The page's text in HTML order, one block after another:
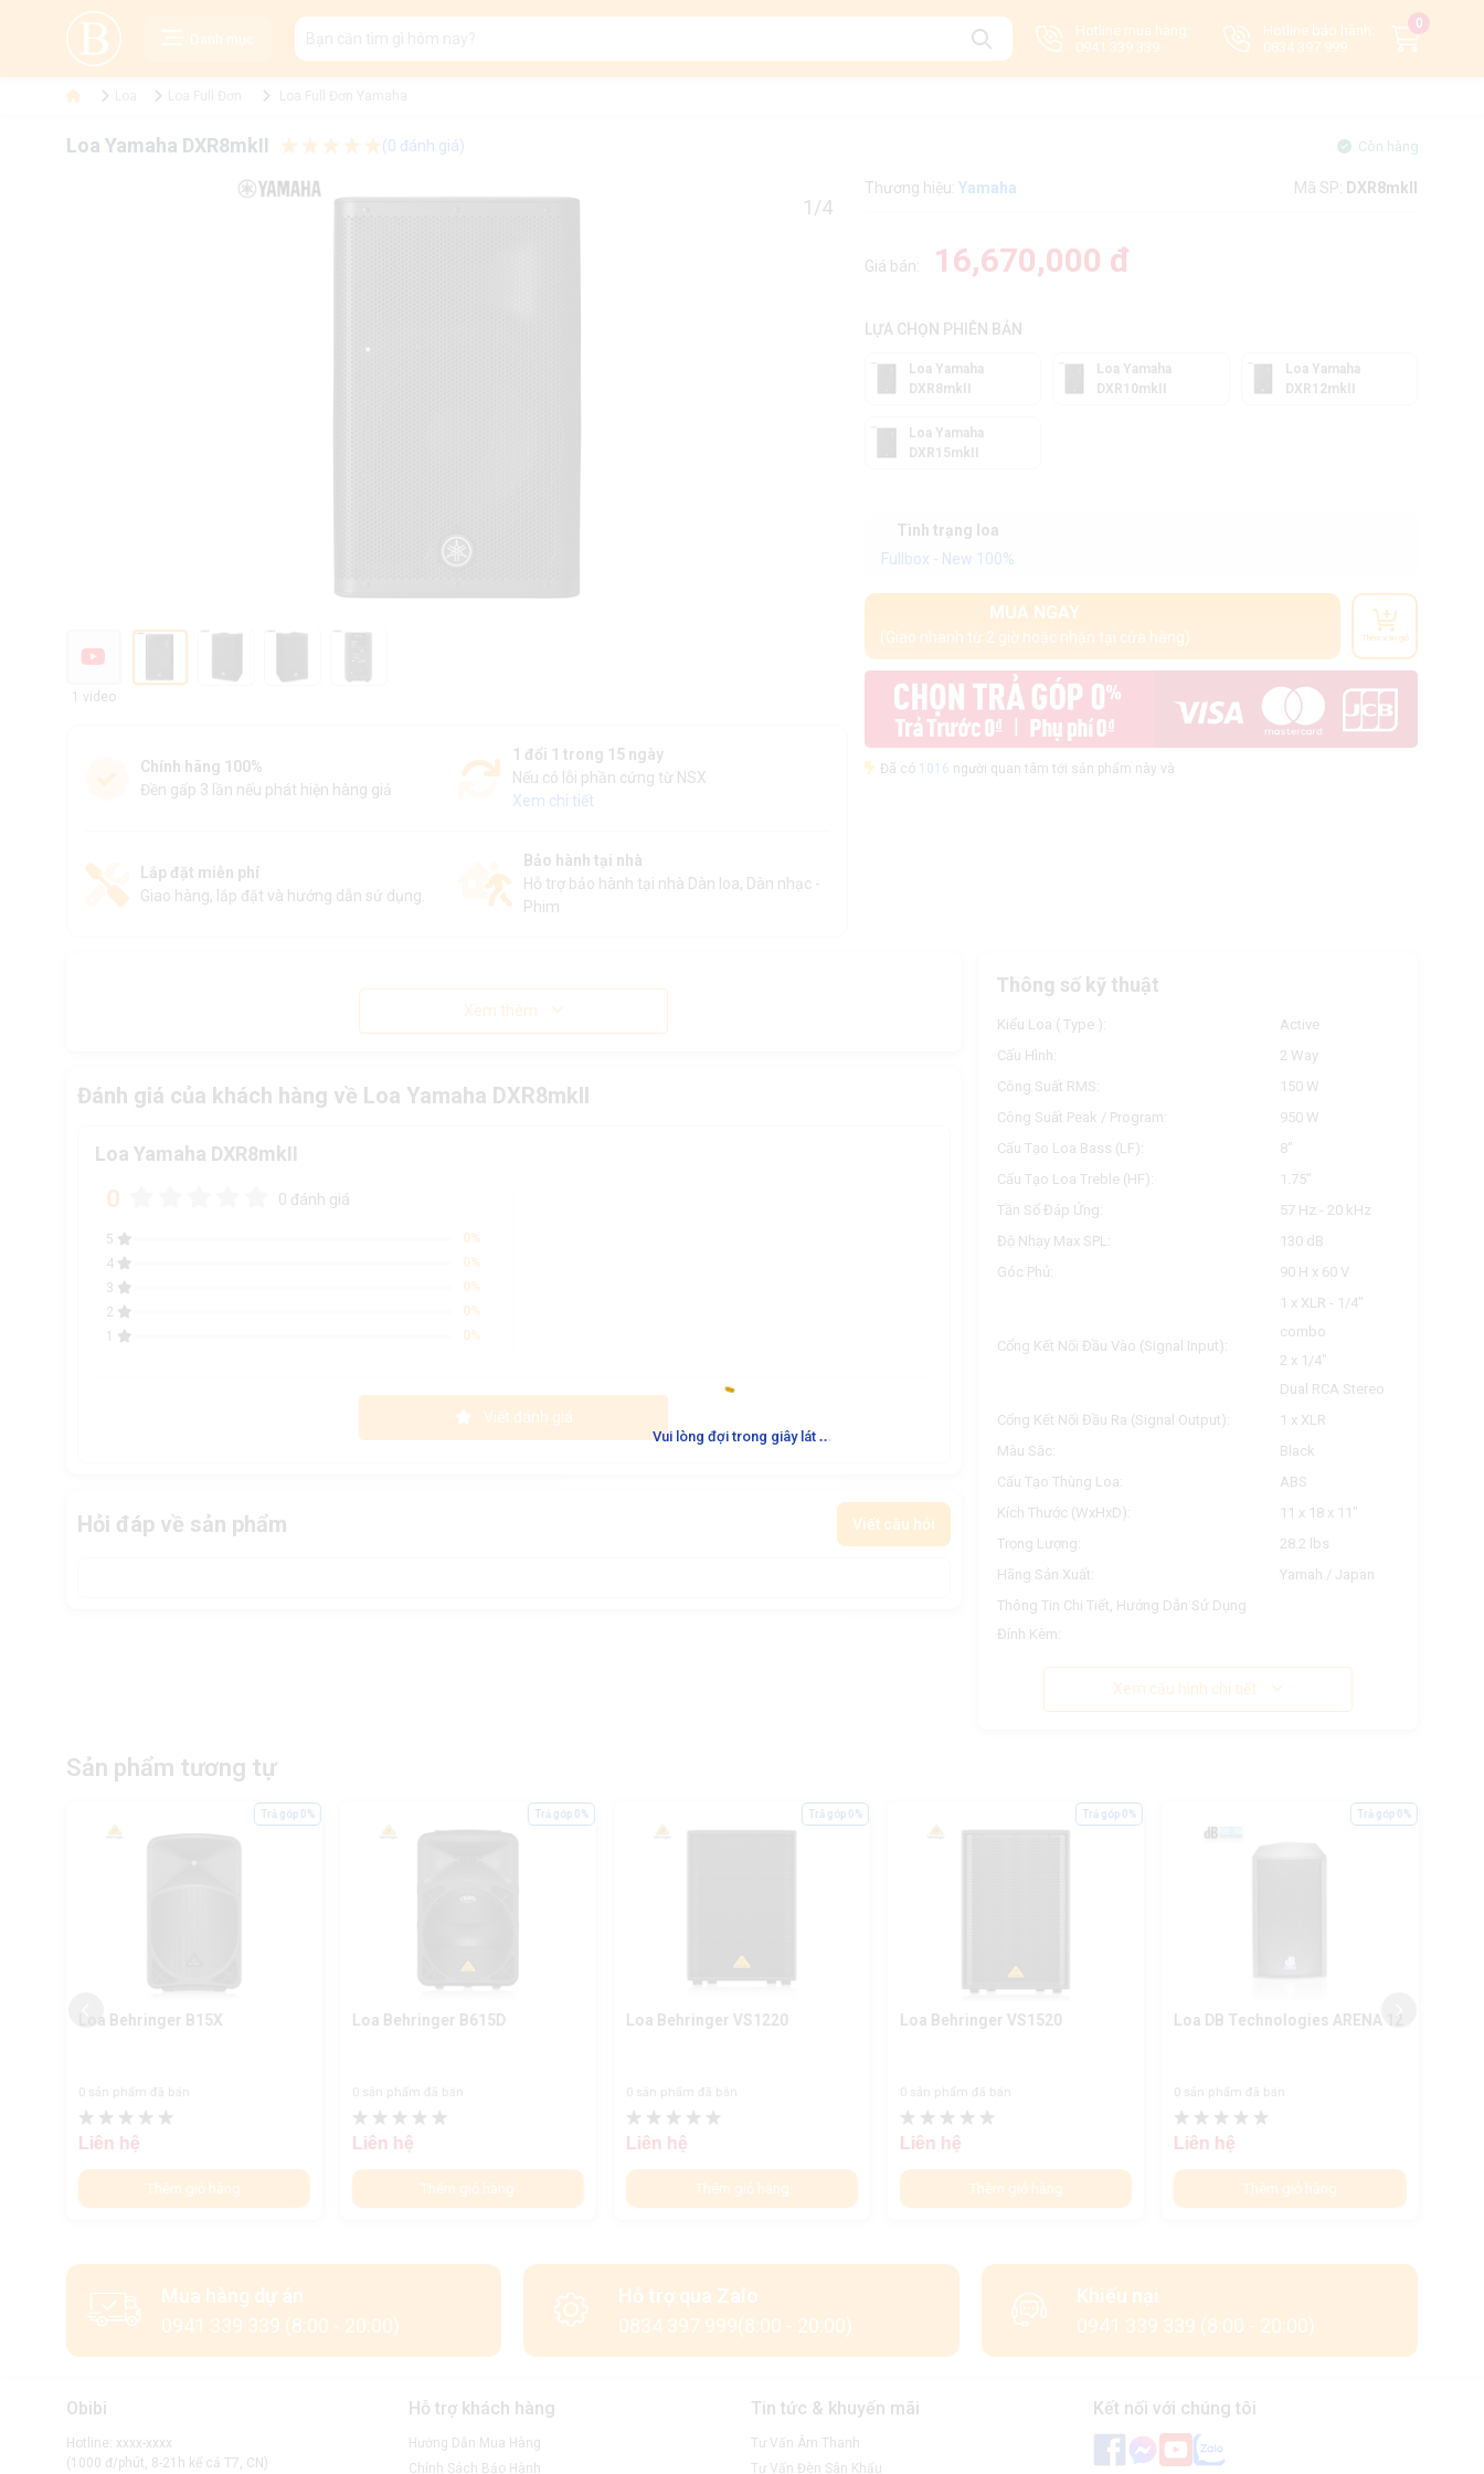
Vui lòng đợi trong giây lát ...
Danh mục
Hotline mua hàng:
0941 339 339
Hotline bảo hành:
0834 397 999
0
Loa Yamaha DXR8mkII (0 đánh giá) Còn hàng
1/4
1 video
Chính hãng 100%
Đền gấp 3 lần nếu phát hiện hàng giả
1 đổi 1 trong 15 ngày
Nếu có lỗi phần cứng từ NSX
Xem chi tiết
Lắp đặt miễn phí
Giao hàng, lắp đặt và hướng dẫn sử dụng.
Bảo hành tại nhà
Hỗ trợ bảo hành tại nhà Dàn loa, Dàn nhạc -
Phim
Thương hiệu: Yamaha Mã SP: DXR8mkII
Giá bán: 16,670,000 đ
LỰA CHỌN PHIÊN BẢN
Loa Yamaha
DXR8mkII
Loa Yamaha
DXR10mkII
Loa Yamaha
DXR12mkII
Loa Yamaha
DXR15mkII
Tình trạng loa
Fullbox - New 100%
MUA NGAY
(Giao nhanh từ 2 giờ hoặc nhận tại cửa hàng) Thêm vào giỏ
Đã có 1016 người quan tâm tới sản phẩm này và
Xem thêm
Đánh giá của khách hàng về Loa Yamaha DXR8mkII
Loa Yamaha DXR8mkII
0 0 đánh giá
5
0%
4
0%
3
0%
2
0%
1
0%
Viết đánh giá
Hỏi đáp về sản phẩm Viết câu hỏi
Thông số kỹ thuật
Kiểu Loa ( Type ):
Active
Cấu Hình:
2 Way
Công Suất RMS:
150 W
Công Suất Peak / Program:
950 W
Cấu Tạo Loa Bass (LF):
8"
Cấu Tạo Loa Treble (HF):
1.75"
Tần Số Đáp Ứng:
57 Hz - 20 kHz
Độ Nhạy Max SPL:
130 dB
Góc Phủ:
90 H x 60 V
Cổng Kết Nối Đầu Vào (Signal Input):
1 x XLR - 1/4"
combo
2 x 1/4"
Dual RCA Stereo
Cổng Kết Nối Đầu Ra (Signal Output):
1 x XLR
Màu Sắc:
Black
Cấu Tạo Thùng Loa:
ABS
Kích Thước (WxHxD):
11 x 18 x 11"
Trọng Lượng:
28.2 lbs
Hãng Sản Xuất:
Yamah / Japan
Thông Tin Chi Tiết, Hướng Dẫn Sử Dụng
Đính Kèm:
Xem cấu hình chi tiết
Sản phẩm tương tự
Loa Behringer B15X
0 sản phẩm đã bán
Liên hệ
Thêm giỏ hàng
Trả góp 0%
Loa Behringer B615D
0 sản phẩm đã bán
Liên hệ
Thêm giỏ hàng
Trả góp 0%
Loa Behringer VS1220
0 sản phẩm đã bán
Liên hệ
Thêm giỏ hàng
Trả góp 0%
Loa Behringer VS1520
0 sản phẩm đã bán
Liên hệ
Thêm giỏ hàng
Trả góp 0%
Loa DB Technologies ARENA 12
0 sản phẩm đã bán
Liên hệ
Thêm giỏ hàng
Trả góp 0%
Mua hàng dự án
0941 339 339 (8:00 - 20:00)
Hỗ trợ qua Zalo
0834 397 999(8:00 - 20:00)
Khiếu nại
0941 339 339 (8:00 - 20:00)
Obibi
Hotline: xxxx-xxxx
(1000 đ/phút, 8-21h kể cả T7, CN)
Hỗ trợ khách hàng
Hướng Dẫn Mua Hàng
Chính Sách Bảo Hành
Tin tức & khuyến mãi
Tư Vấn Âm Thanh
Tư Vấn Đèn Sân Khấu
Kết nối với chúng tôi